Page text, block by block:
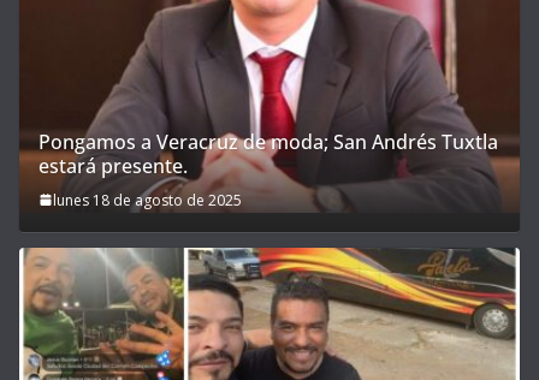
Pongamos a Veracruz de moda; San Andrés Tuxtla
estará presente.
lunes 18 de agosto de 2025